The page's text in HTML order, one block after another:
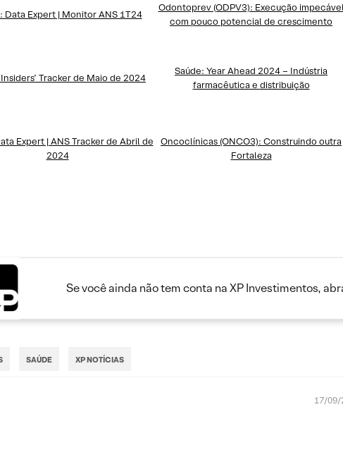
Data Expert | Monitor ANS 1T24
Odontoprev (ODPV3): Execução impecável
com pouco potencial de crescimento
Tracker de Maio de 2024
Saúde: Year Ahead 2024 – Indústria
farmacêutica e distribuição
Expert | ANS Tracker de Abril de
2024
Oncoclínicas (ONCO3): Construindo outra
Fortaleza
Se você ainda não tem conta na XP Investimentos,
SAÚDE XP NOTÍCIAS
17/09/